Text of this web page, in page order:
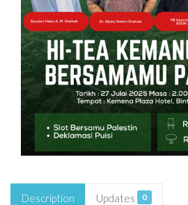
Description Updates 0